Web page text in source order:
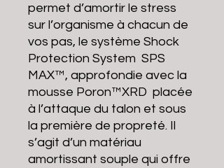
permet d’amortir le stress
sur l’organisme à chacun de
vos pas, le système Shock
Protection System SPS
MAX™, approfondie avec la
mousse Poron™XRD placée
à l’attaque du talon et sous
la première de propreté. Il
s’agit d’un matériau
amortissant souple qui offre